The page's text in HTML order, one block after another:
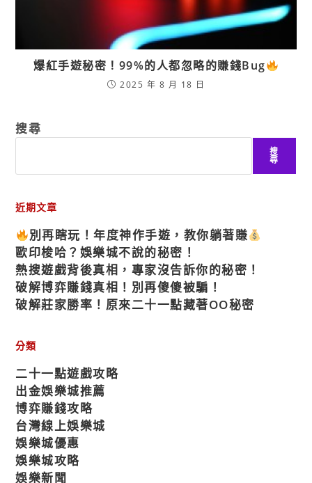
爆紅手遊秘密！99%的人都忽略的賺錢Bug
2025 年 8 月 18 日
搜尋
搜
尋
近期文章
別再瞎玩！年度神作手遊，教你躺著賺
歐印梭哈？娛樂城不說的秘密！
熱搜遊戲背後真相，專家沒告訴你的秘密！
破解博弈賺錢真相！別再傻傻被騙！
破解莊家勝率！原來二十一點藏著OO秘密
分類
二十一點遊戲攻略
出金娛樂城推薦
博弈賺錢攻略
台灣線上娛樂城
娛樂城優惠
娛樂城攻略
娛樂新聞